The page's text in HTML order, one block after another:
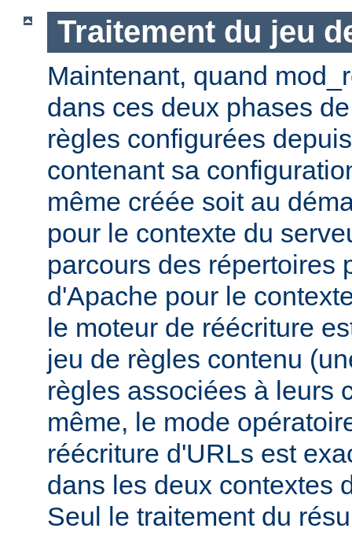
Traitement du jeu
Maintenant, quand
dans ces deux phases
règles configurées
contenant sa
même créée soit au
pour le contexte du
parcours des répertoires
d'Apache pour le
le moteur de réécriture
jeu de règles contenu
règles associées à leurs
même, le mode
réécriture d'URLs est
dans les deux contextes
Seul le traitement du